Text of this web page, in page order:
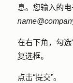
息。您输入的
在右下角，勾选
复选框。
点击“提交”。